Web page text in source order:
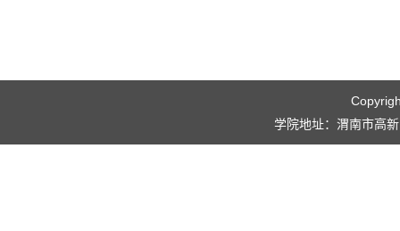
学院地址：渭南市高